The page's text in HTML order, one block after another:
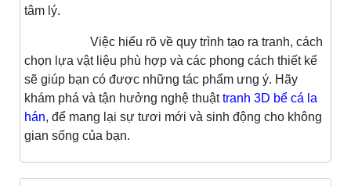
tâm lý.
Việc hiểu rõ về quy trình tạo ra tranh, cách
chọn lựa vật liệu phù hợp và các phong cách thiết kế
sẽ giúp bạn có được những tác phẩm ưng ý. Hãy
khám phá và tận hưởng nghệ thuậttranh 3D bể cá la
hán, để mang lại sự tươi mới và sinh động cho không
gian sống của bạn.